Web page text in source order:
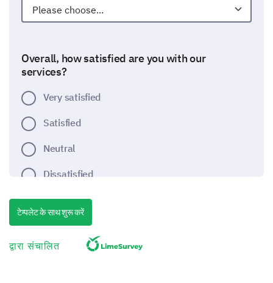
Overall, how satisfied are you with our
services?
Very satisfied
Satisfied
Neutral
Dissatisfied
Very dissatisfied
How did you hear about our services?
टेम्पलेट के साथ शुरू करें
द्वारा संचालित